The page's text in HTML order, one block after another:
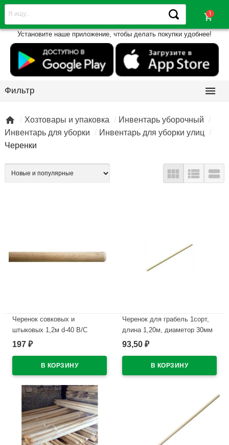
shopping_cart
Установите наше приложение, чтобы делать покупки удобнее!
Фильтр 
 Хозтовары и упаковка
Инвентарь уборочный
Инвентарь для уборки
Инвентарь для уборки улиц
Черенки
  
Черенок совковых и
штыковых 1,2м d-40 В/С
п.Золотаревка
197 ₽
Черенок для грабель 1сорт,
длина 1,20м, диаметор 30мм
БЕРЕЗА г.Павлово
93,50 ₽